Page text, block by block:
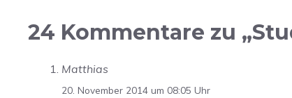
24 Kommentare zu
Matthias
20. November 2014 um 08:05 Uhr